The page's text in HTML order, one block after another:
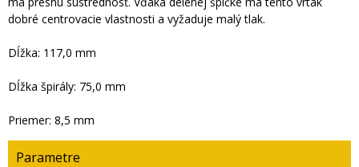
dobré centrovacie vlastnosti a vyžaduje malý tlak.
Dĺžka: 117,0 mm
Dĺžka špirály: 75,0 mm
Priemer: 8,5 mm
Parametre